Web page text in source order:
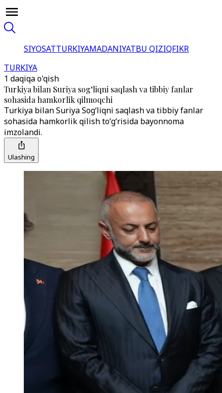
SIYOSATTURKIYAMADANIYATBU QIZIQFIKR
TURKIYA
1 daqiqa o'qish
Turkiya bilan Suriya sog‘liqni saqlash va tibbiy fanlar
sohasida hamkorlik qilmoqchi
Turkiya bilan Suriya Sog‘liqni saqlash va tibbiy fanlar
sohasida hamkorlik qilish to‘g‘risida bayonnoma
imzolandi.
Ulashing